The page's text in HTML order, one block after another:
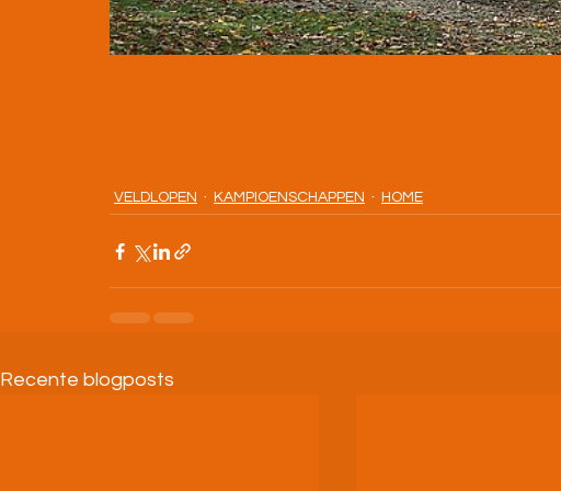
VELDLOPEN KAMPIOENSCHAPPEN HOME
Recente blogposts